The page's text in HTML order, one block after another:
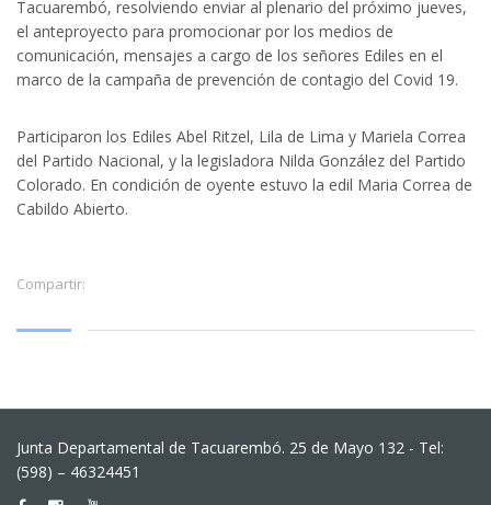
Tacuarembó, resolviendo enviar al plenario del próximo jueves,
el anteproyecto para promocionar por los medios de
comunicación, mensajes a cargo de los señores Ediles en el
marco de la campaña de prevención de contagio del Covid 19.
Participaron los Ediles Abel Ritzel, Lila de Lima y Mariela Correa
del Partido Nacional, y la legisladora Nilda González del Partido
Colorado. En condición de oyente estuvo la edil Maria Correa de
Cabildo Abierto.
Compartir:
Junta Departamental de Tacuarembó. 25 de Mayo 132 - Tel:
(598) – 46324451